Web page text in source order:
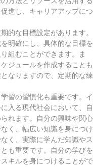
進し、キャリアアップにつ
的な目標設定があります。
明確にし、具体的な目標を
組むことができます。ま
ジュールを作成することも
なりますので、定期的な練
習の習慣化も重要です。イ
入る現代社会において、自
れます。自分の興味や関心
く、幅広い知識を身につけ
く、実際に学んだ知識やス
も重要です。自分の学びを
キルを身につけることがで